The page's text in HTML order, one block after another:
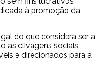
à promoção da
do que considera ser a
as clivagens sociais
e direcionados para a